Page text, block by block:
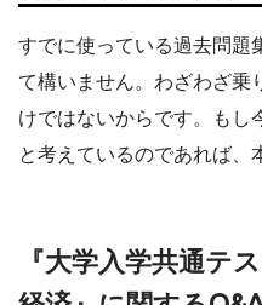
すでに使っている過去問題
て構いません。わざわざ乗
けではないからです。もし
と考えているのであれば、
『大学入学共通テ